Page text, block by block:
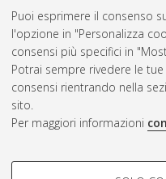
Puoi esprimere il consenso
l'opzione in "Personalizza
consensi più specifici in
Potrai sempre rivedere le
consensi rientrando nella
sito.
Per maggiori informazioni
COOKIE DI
Atom
Rss 1.0
Rss 2.0
AMS Laurea
Impostazioni Cookie